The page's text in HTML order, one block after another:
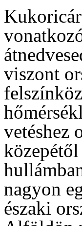
viszont
vetéshez
nagyon
északi